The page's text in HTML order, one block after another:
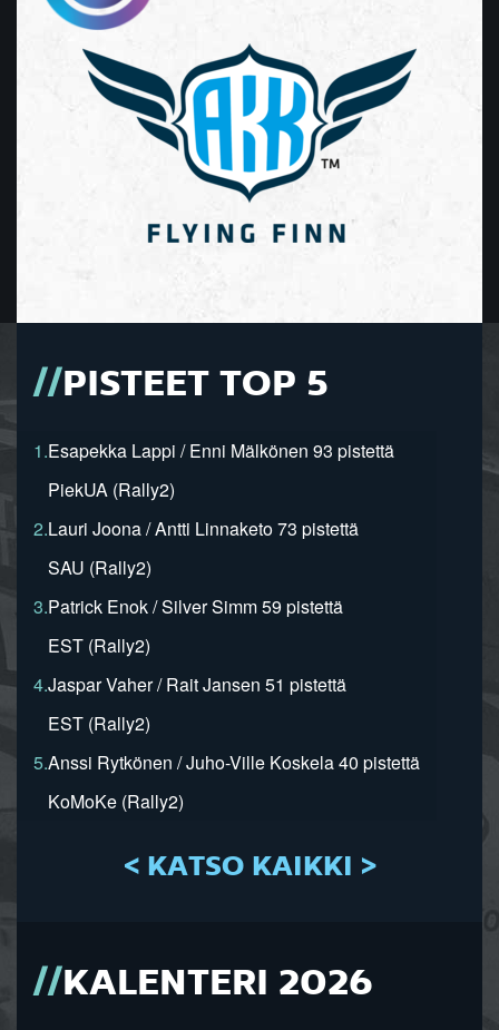
PISTEET TOP 5
1.Esapekka Lappi / Enni Mälkönen 93 pistettä
PiekUA (Rally2)
2.Lauri Joona / Antti Linnaketo 73 pistettä
SAU (Rally2)
3.Patrick Enok / Silver Simm 59 pistettä
EST (Rally2)
4.Jaspar Vaher / Rait Jansen 51 pistettä
EST (Rally2)
5.Anssi Rytkönen / Juho-Ville Koskela 40 pistettä
KoMoKe (Rally2)
< KATSO KAIKKI >
KALENTERI 2026